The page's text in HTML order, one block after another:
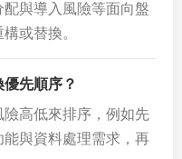
與導入風險等面向盤
或替換。
先順序？
高低來排序，例如先
與資料處理需求，再